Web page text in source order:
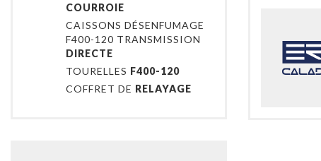
COURROIE
CAISSONS DÉSENFUMAGE
F400-120 TRANSMISSION
DIRECTE
TOURELLES F400-120
COFFRET DE RELAYAGE